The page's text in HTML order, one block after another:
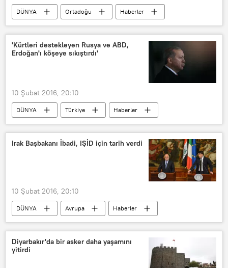
DÜNYA Ortadoğu
Haberler
Irak
Kerkük
'Kürtleri destekleyen Rusya ve ABD,
Erdoğan'ı köşeye sıkıştırdı'
10 Şubat 2016, 20:10
DÜNYA Türkiye
Haberler
Suriye
TÜRKİYE
ABD
Rusya
Recep Tayyip Erdoğan
Irak Başbakanı İbadi, IŞİD için tarih verdi
10 Şubat 2016, 20:10
DÜNYA Avrupa
Haberler
İtalya
Vatikan
Musul
Roma
Matteo Renzi
Papa Francis
Diyarbakır'da bir asker daha yaşamını
yitirdi